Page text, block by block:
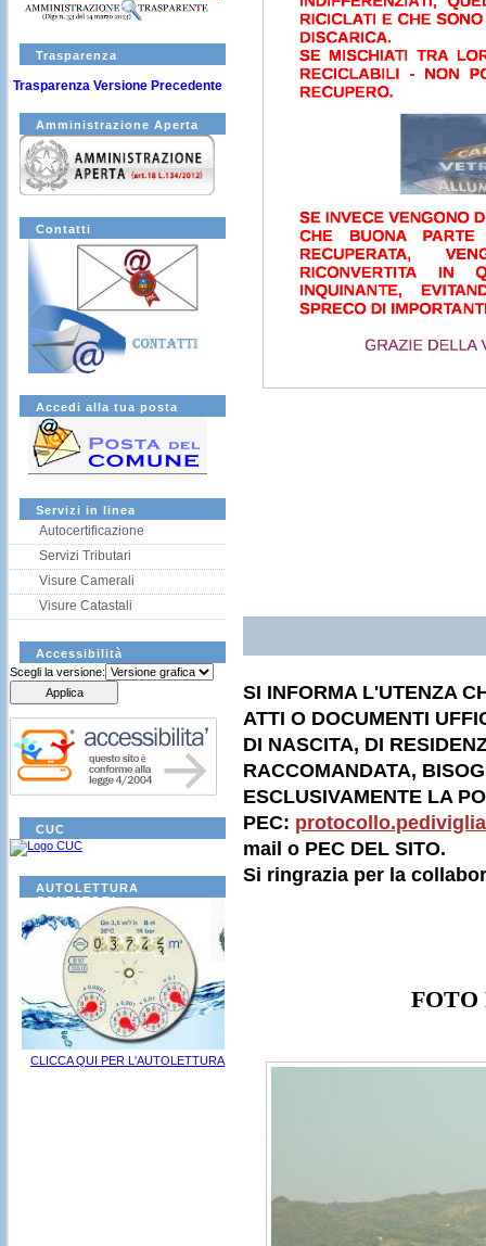
Trasparenza
Trasparenza Versione Precedente
Amministrazione Aperta
Contatti
Accedi alla tua posta
Servizi in linea
Autocertificazione
Servizi Tributari
Visure Camerali
Visure Catastali
Accessibilità
Scegli la versione:
CUC
AUTOLETTURA
CONTATORI
CLICCA QUI PER L'AUTOLETTURA
SI INFORMA L'UTENZA
ATTI O DOCUMENTI
DI NASCITA, DI
RACCOMANDATA,
ESCLUSIVAMENTE LA
PEC:
mail o PEC DEL SITO.
Si ringrazia per la
FOTO